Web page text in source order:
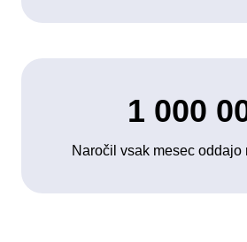
1 000
Naročil vsak mesec oddajo